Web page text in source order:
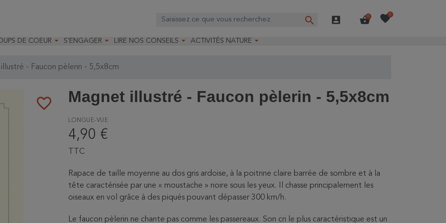
search account_box shopping_basket
0 favorite0
DE COEUR  S'ENGAGER 
Faire un legs
LIRE NOS CONSEILS 
Installer un abreuvoir
ACTIVITÉS NATURE 
- Faucon pèlerin - 5,5x8cm
favorite_border Magnet illustré - Faucon pèlerin - 5,5x8cm
LONGUE-VUE
4,90 €
TTC
Rapace de taille moyenne au dos gris ardoise, à la poitrine claire barrée de sombre et à la
tête caractérisée par une « moustache » noire sous les yeux. Il chasse principalement les
oiseaux en vol grâce à des piqués pouvant dépasser 300 km/h.
Le faucon pèlerin ne chante pas comme les passereaux. Son cri le plus caractéristique est un